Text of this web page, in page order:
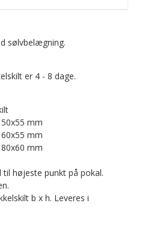
sølvbelægning.
er 4 - 8 dage.
mm
mm
mm
til højeste punkt på pokal.
b x h. Leveres i